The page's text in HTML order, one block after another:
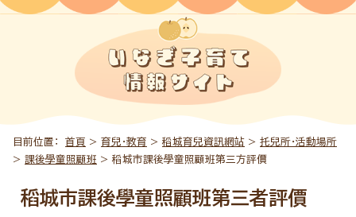
目前位置： 首頁 > 育兒・教育 > 稻城育兒資訊網站 > 托兒所・活動場所
> 課後學童照顧班 > 稻城市課後學童照顧班第三方評價
稻城市課後學童照顧班第三者評價